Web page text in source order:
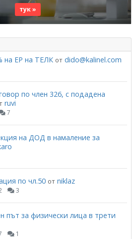
тук »
на ЕР на ТЕЛК от dido@kalinel.com
по член 326, с подадена
ruvi
7
на ДОД в намаление за
по чл.50 от niklaz
3
път за физически лица в трети
1